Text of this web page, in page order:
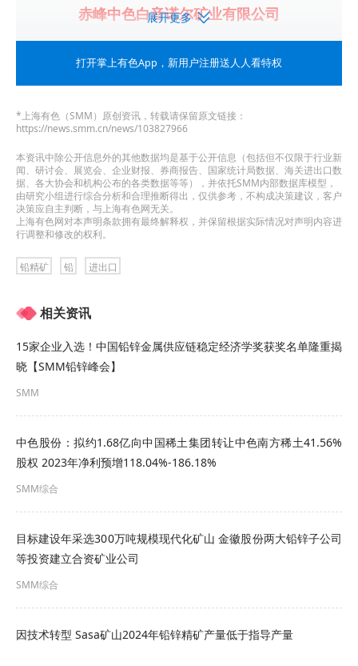
赤峰中色白音诺尔矿业有限公司
东岭集团股份有限公司
根河市森鑫矿业开发有限责任公司
广西高峰矿业有限责任公司
广西中金岭南矿业有限责任公司
湖南宝山有色金属矿业有限责任公司
湖南有色金属有限公司黄沙坪矿业分公司
南丹县南方有色金属有限责任公司
内蒙古东升庙矿业责任有限公司
内蒙古兴安铜锌冶炼有限公司
展开更多
打开掌上有色App ，新用户注册送人人看特权
*上海有色（SMM）原创资讯，转载请保留原文链接：
https://news.smm.cn/news/103827966
本资讯中除公开信息外的其他数据均是基于公开信息（包括但不仅限于行业新
闻、研讨会、展览会、企业财报、券商报告、国家统计局数据、海关进出口数
据、各大协会和机构公布的各类数据等等），并依托SMM内部数据库模型，
由研究小组进行综合分析和合理推断得出，仅供参考，不构成决策建议，客户
决策应自主判断，与上海有色网无关。
上海有色网对本声明条款拥有最终解释权，并保留根据实际情况对声明内容进
行调整和修改的权利。
铅精矿 铅 进出口
相关资讯
15家企业入选！中国铅锌金属供应链稳定经济学奖获奖名单隆重揭
晓【SMM铅锌峰会】
SMM
中色股份：拟约1.68亿向中国稀土集团转让中色南方稀土41.56%
股权 2023年净利预增118.04%-186.18%
SMM综合
目标建设年采选300万吨规模现代化矿山 金徽股份两大铅锌子公司
等投资建立合资矿业公司
SMM综合
因技术转型 Sasa矿山2024年铅锌精矿产量低于指导产量